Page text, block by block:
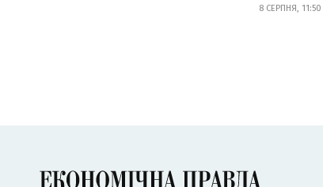
8 СЕРПНЯ, 11:50